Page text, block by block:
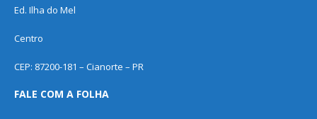
Ed. Ilha do Mel
Centro
CEP: 87200-181 – Cianorte – PR
FALE COM A FOLHA